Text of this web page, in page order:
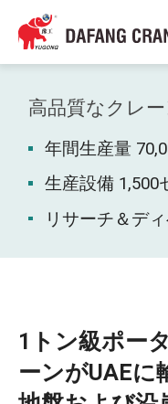
高品質なクレ
年間生産量
生産設備 1,500
リサーチ＆デ
1トン級ポー
ーンがUAE
Bahasa Indonesia
Bahasa Melayu
Tiếng Việt
简体中文
বাংলা
فارسی
Pilipino
اردو
Kiswahili
Dansk
Norsk